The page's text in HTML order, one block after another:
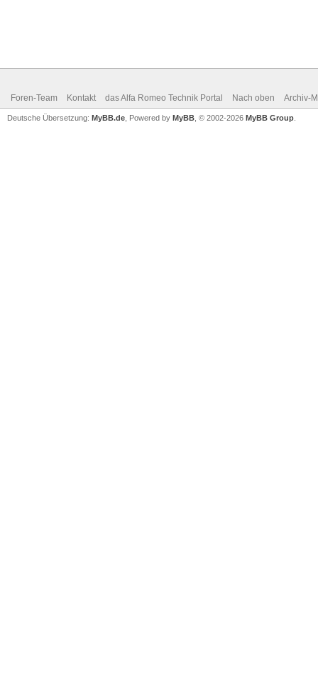
Foren-Team Kontakt das Alfa Romeo Technik Portal Nach oben Archiv-
Deutsche Übersetzung: MyBB.de , Powered by MyBB , © 2002-2026 MyBB Group